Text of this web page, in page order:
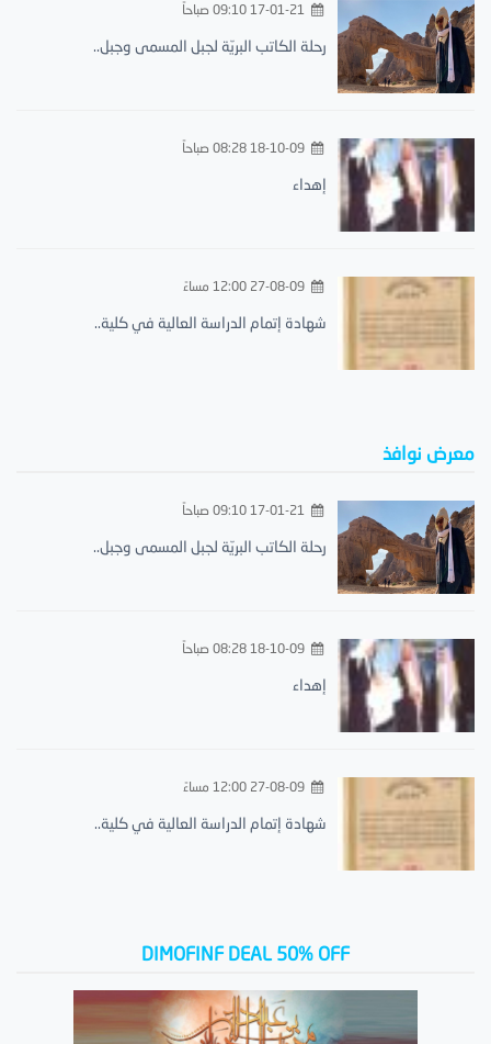
17-01-21 09:10 صباحاً
رحلة الكاتب البريّة لجبل المسمى وجبل..
18-10-09 08:28 صباحاً
إهداء
27-08-09 12:00 مساءً
شهادة إتمام الدراسة العالية في كلية..
معرض نوافذ
17-01-21 09:10 صباحاً
رحلة الكاتب البريّة لجبل المسمى وجبل..
18-10-09 08:28 صباحاً
إهداء
27-08-09 12:00 مساءً
شهادة إتمام الدراسة العالية في كلية..
DIMOFINF DEAL 50% OFF